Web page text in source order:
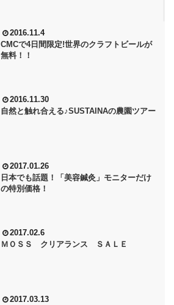
2016.11.4
CMCで4日間限定!世界のクラフトビールが
無料！！
2016.11.30
自然と触れ合える♪SUSTAINAの農園ツアー
2017.01.26
日本でも話題！「美容鍼灸」モニターだけ
の特別価格！
2017.02.6
ＭＯＳＳ クリアランス ＳＡＬＥ
2017.03.13